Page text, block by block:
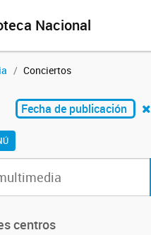
Conciertos
Fecha de publicación
centros